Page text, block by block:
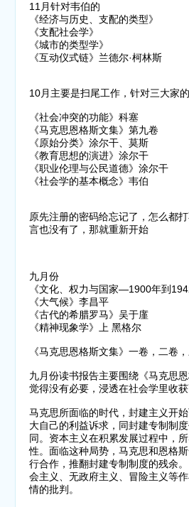
11月针对韦伯的
《经济与历史、支配的类型》
《支配社会学》
《城市的类型学》
《互动仪式链》兰德尔·柯林斯
10月主要是扫尾工作，针对三大家的
《社会冲突的功能》科塞
《马克思恩格斯文集》第九卷
《原始分类》涂尔干、莫斯
《教育思想的演进》涂尔干
《职业伦理与公民道德》涂尔干
《社会学的基本概念》韦伯
原先注册的密码给忘记了，怎么都
言也没有了，那就重新开始
九月份
《文化、权力与国家—1900年到
《大气候》李昌平
《古代的希腊罗马》吴于廑
《精神现象学》上 黑格尔
《马克思恩格斯文集》一卷，二卷
九月份读书报告主要围绕《马克思
觉得没有必要，浸透在社会学里收
马克思所面临的时代，封建主义开
大自己的利益诉求，同封建专制制
同。资本主义在积累发展过程中，
性。面临这种局势，马克思和恩格
行合作，推翻封建专制制度的残余
会主义、无政府主义、冒险主义等
情的批判。